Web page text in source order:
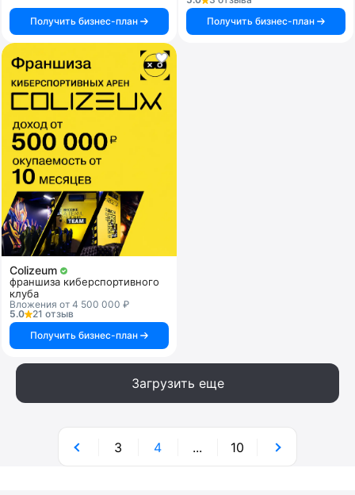
Получить бизнес-план
Получить бизнес-план
Colizeum
франшиза киберспортивного
клуба
Вложения от 4 500 000 ₽
5.0
21 отзыв
Получить бизнес-план
Загрузить еще
3 4 ... 10